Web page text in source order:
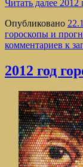
Читать далее 2012
Опубликовано
гороскопы и
комментариев к
2012 год